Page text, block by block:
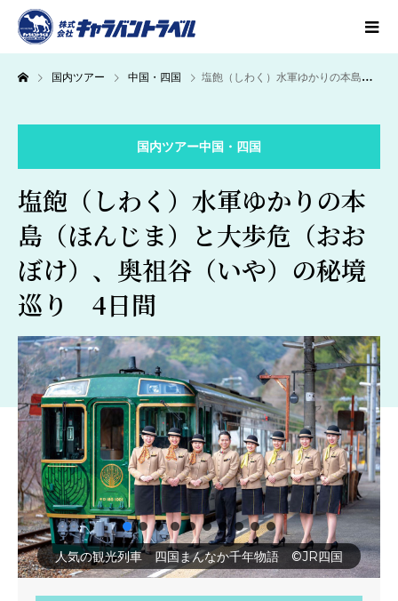
国内ツアー 中国・四国 塩飽（しわく）水軍ゆかりの本島（ほんじま）と大歩危（おおぼけ）、奥祖谷（いや）の秘境巡り 4日間
国内ツアー中国・四国
塩飽（しわく）水軍ゆかりの本
島（ほんじま）と大歩危（おお
ぼけ）、奥祖谷（いや）の秘境
巡り 4日間
人気の観光列車 四国まんなか千年物語 ©JR四国